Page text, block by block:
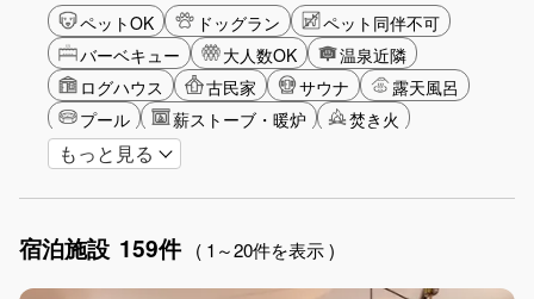
ペットOK ドッグラン
ペット同伴不可
バーベキュー
大人数OK
温泉近隣
ログハウス
古民家 サウナ
露天風呂
プール
薪ストーブ・暖炉
焚き火
バリアフリー
ショッピング
食事付き
ガーデニング
もっと見る
宿泊施設 159件 ( 1～20件を表示 )